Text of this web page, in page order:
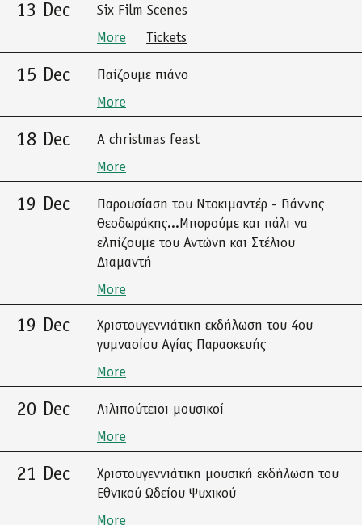
13 Dec
Six Film Scenes
More
Tickets
15 Dec
Παίζουμε πιάνο
More
18 Dec
A christmas feast
More
19 Dec
Παρουσίαση του Ντοκιμαντέρ - Γιάννης
Θεοδωράκης...Μπορούμε και πάλι να
ελπίζουμε του Αντώνη και Στέλιου
Διαμαντή
More
19 Dec
Χριστουγεννιάτικη εκδήλωση του 4ου
γυμνασίου Αγίας Παρασκευής
More
20 Dec
Λιλιπούτειοι μουσικοί
More
21 Dec
Χριστουγεννιάτικη μουσική εκδήλωση του
Εθνικού Ωδείου Ψυχικού
More